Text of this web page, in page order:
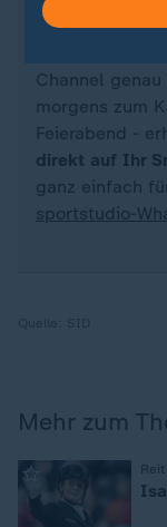
Sie wollen
Channel
morgens zum
Feierabend -
direkt auf Ihr
ganz einfach
sportstudio-
Mehr zum